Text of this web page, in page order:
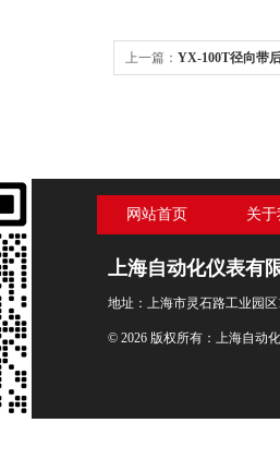
上一篇： YX-100T径向带
网站首页 关
上海自动化仪表有
地址：上海市灵石路工业园区
© 2026 版权所有：上海自动